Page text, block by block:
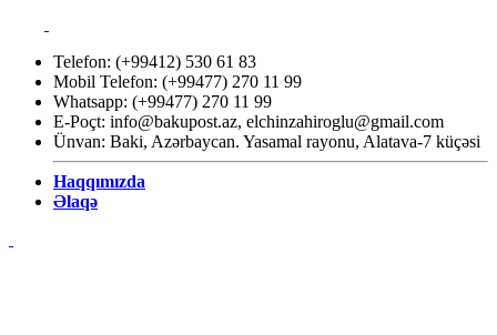
Telefon: (+99412) 530 61 83
Mobil Telefon: (+99477) 270 11 99
Whatsapp: (+99477) 270 11 99
E-Poçt: info@bakupost.az, elchinzahiroglu@gmail.com
Ünvan: Baki, Azərbaycan. Yasamal rayonu, Alatava-7 küçəsi
Haqqımızda
Əlaqə